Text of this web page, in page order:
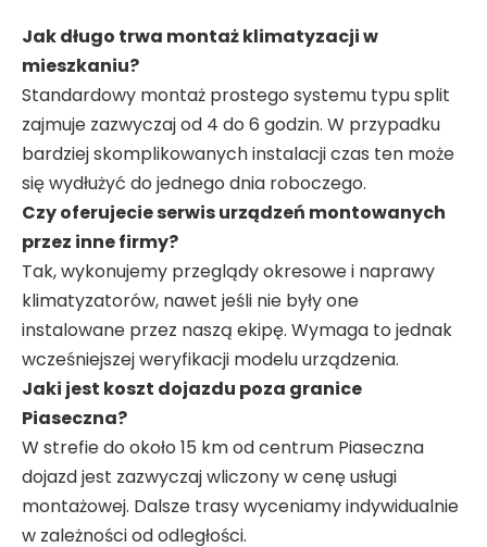
Jak długo trwa montaż klimatyzacji w
mieszkaniu?
Standardowy montaż prostego systemu typu split
zajmuje zazwyczaj od 4 do 6 godzin. W przypadku
bardziej skomplikowanych instalacji czas ten może
się wydłużyć do jednego dnia roboczego.
Czy oferujecie serwis urządzeń montowanych
przez inne firmy?
Tak, wykonujemy przeglądy okresowe i naprawy
klimatyzatorów, nawet jeśli nie były one
instalowane przez naszą ekipę. Wymaga to jednak
wcześniejszej weryfikacji modelu urządzenia.
Jaki jest koszt dojazdu poza granice
Piaseczna?
W strefie do około 15 km od centrum Piaseczna
dojazd jest zazwyczaj wliczony w cenę usługi
montażowej. Dalsze trasy wyceniamy indywidualnie
w zależności od odległości.